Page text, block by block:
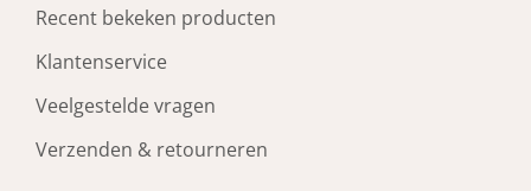
Recent bekeken producten
Klantenservice
Veelgestelde vragen
Verzenden & retourneren